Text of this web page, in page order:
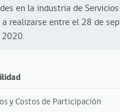
en la industria de
a realizarse entre el 28 de
2020.
y Costos de Participación